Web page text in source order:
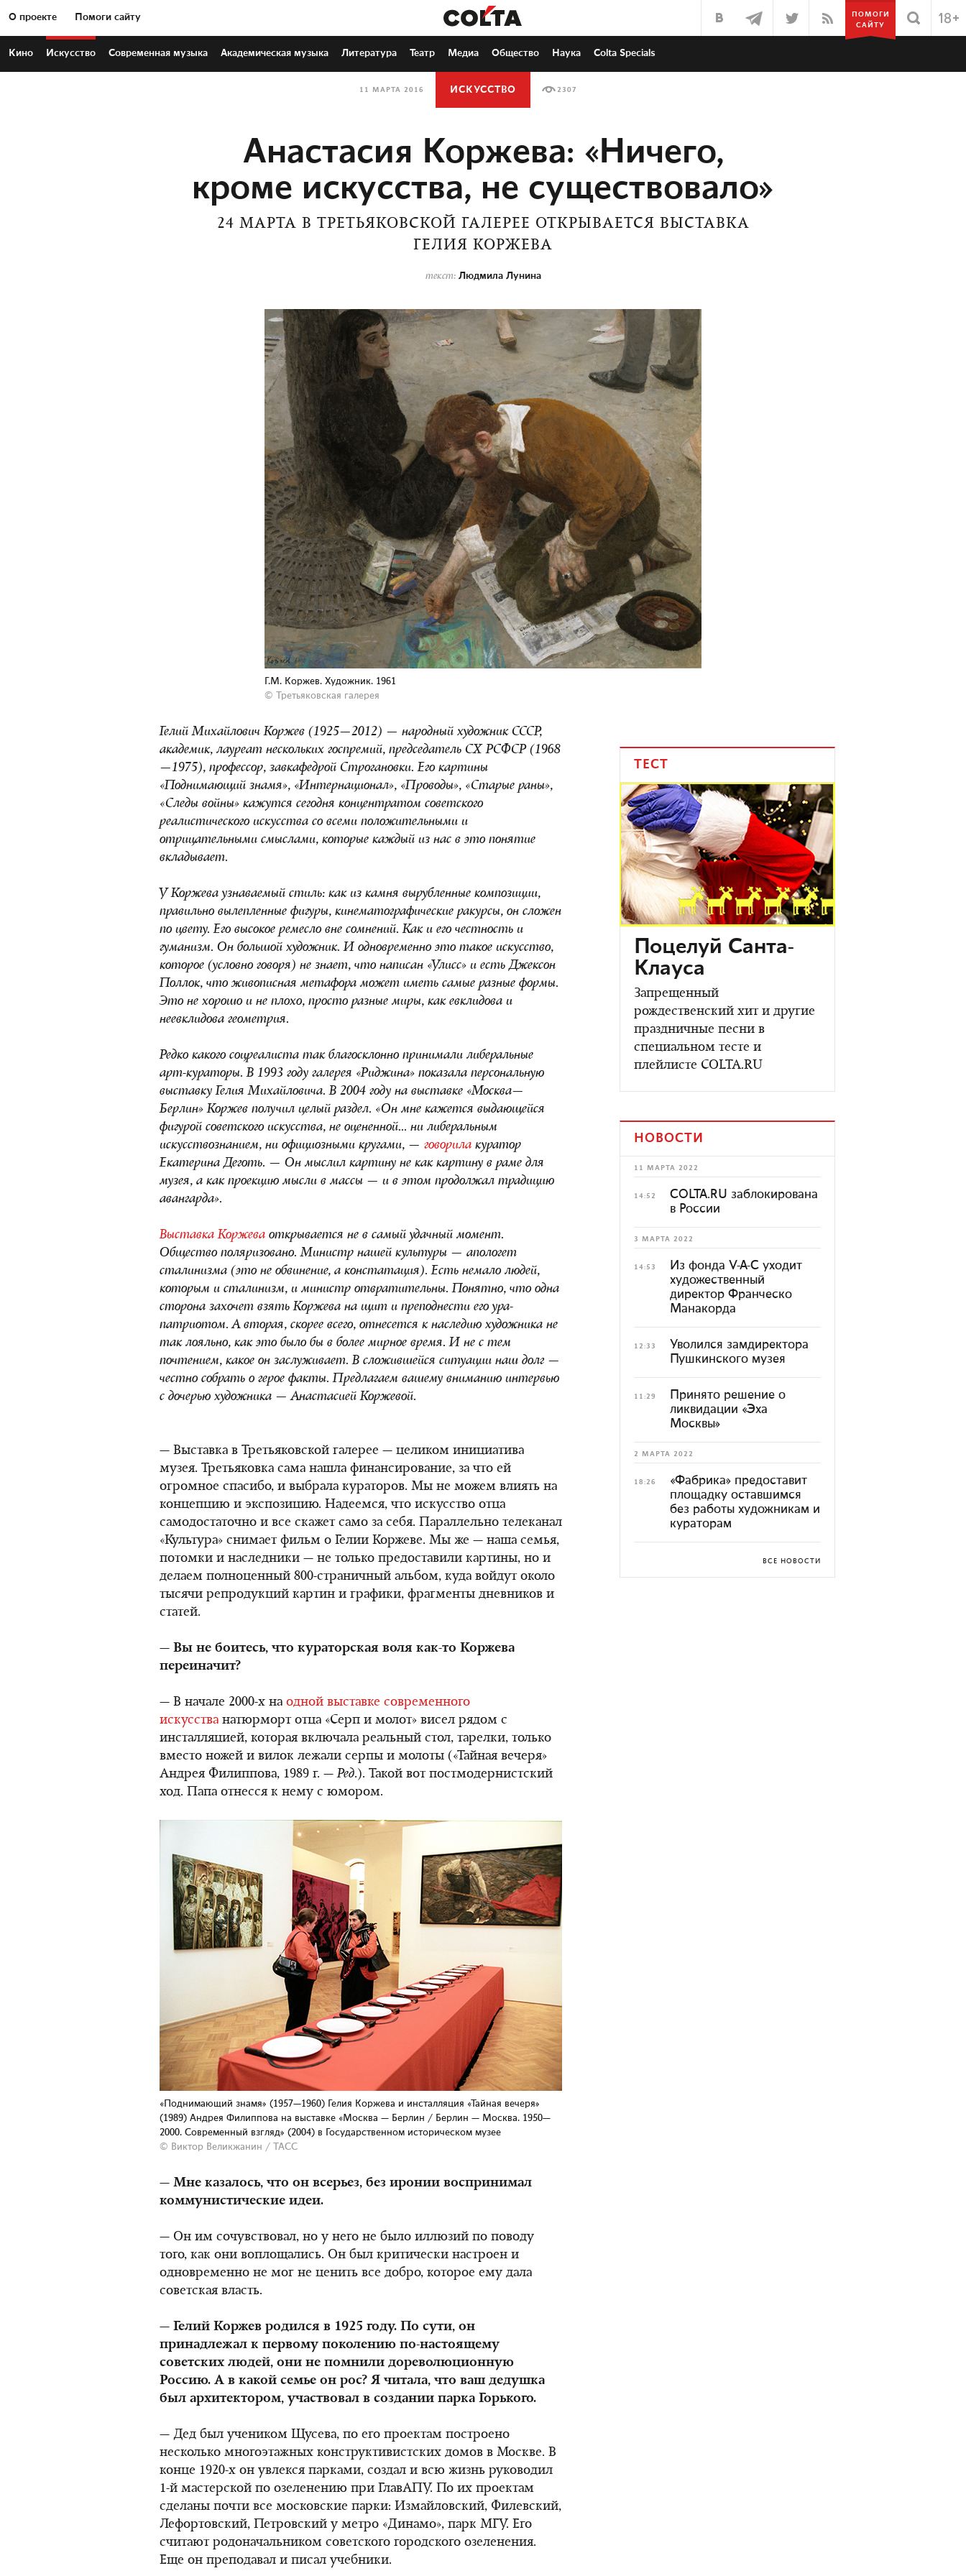
О проекте Помоги сайту
ПОМОГИ
САЙТУ
Кино Искусство Современная музыка Академическая музыка Литература Театр Медиа Общество Наука Colta Specials
11 МАРТА 2016 ИСКУССТВО 2307
Анастасия Коржева: «Ничего,
кроме искусства, не существовало»
24 МАРТА В ТРЕТЬЯКОВСКОЙ ГАЛЕРЕЕ ОТКРЫВАЕТСЯ ВЫСТАВКА
ГЕЛИЯ КОРЖЕВА
текст: Людмила Лунина
Г.М. Коржев. Художник. 1961
© Третьяковская галерея
Гелий Михайлович Коржев (1925—2012) — народный художник СССР,
академик, лауреат нескольких госпремий, председатель СХ РСФСР (1968
—1975), профессор, завкафедрой Строгановки. Его картины
«Поднимающий знамя», «Интернационал», «Проводы», «Старые раны»,
«Следы войны» кажутся сегодня концентратом советского
реалистического искусства со всеми положительными и
отрицательными смыслами, которые каждый из нас в это понятие
вкладывает.
У Коржева узнаваемый стиль: как из камня вырубленные композиции,
правильно вылепленные фигуры, кинематографические ракурсы, он сложен
по цвету. Его высокое ремесло вне сомнений. Как и его честность и
гуманизм. Он большой художник. И одновременно это такое искусство,
которое (условно говоря) не знает, что написан «Улисс» и есть Джексон
Поллок, что живописная метафора может иметь самые разные формы.
Это не хорошо и не плохо, просто разные миры, как евклидова и
неевклидова геометрия.
Редко какого соцреалиста так благосклонно принимали либеральные
арт-кураторы. В 1993 году галерея «Риджина» показала персональную
выставку Гелия Михайловича. В 2004 году на выставке «Москва—
Берлин» Коржев получил целый раздел. «Он мне кажется выдающейся
фигурой советского искусства, не оцененной... ни либеральным
искусствознанием, ни официозными кругами, — говорила куратор
Екатерина Деготь. — Он мыслил картину не как картину в раме для
музея, а как проекцию мысли в массы — и в этом продолжал традицию
авангарда».
Выставка Коржева открывается не в самый удачный момент.
Общество поляризовано. Министр нашей культуры — апологет
сталинизма (это не обвинение, а констатация). Есть немало людей,
которым и сталинизм, и министр отвратительны. Понятно, что одна
сторона захочет взять Коржева на щит и преподнести его ура-
патриотом. А вторая, скорее всего, отнесется к наследию художника не
так лояльно, как это было бы в более мирное время. И не с тем
почтением, какое он заслуживает. В сложившейся ситуации наш долг —
честно собрать о герое факты. Предлагаем вашему вниманию интервью
с дочерью художника — Анастасией Коржевой.
— Выставка в Третьяковской галерее — целиком инициатива
музея. Третьяковка сама нашла финансирование, за что ей
огромное спасибо, и выбрала кураторов. Мы не можем влиять на
концепцию и экспозицию. Надеемся, что искусство отца
самодостаточно и все скажет само за себя. Параллельно телеканал
«Культура» снимает фильм о Гелии Коржеве. Мы же — наша семья,
потомки и наследники — не только предоставили картины, но и
делаем полноценный 800-страничный альбом, куда войдут около
тысячи репродукций картин и графики, фрагменты дневников и
статей.
— Вы не боитесь, что кураторская воля как-то Коржева
переиначит?
— В начале 2000-х на одной выставке современного
искусства натюрморт отца «Серп и молот» висел рядом с
инсталляцией, которая включала реальный стол, тарелки, только
вместо ножей и вилок лежали серпы и молоты («Тайная вечеря»
Андрея Филиппова, 1989 г. —Ред.). Такой вот постмодернистский
ход. Папа отнесся к нему с юмором.
«Поднимающий знамя» (1957—1960) Гелия Коржева и инсталляция «Тайная вечеря»
(1989) Андрея Филиппова на выставке «Москва — Берлин / Берлин — Москва. 1950—
2000. Современный взгляд» (2004) в Государственном историческом музее
© Виктор Великжанин / ТАСС
— Мне казалось, что он всерьез, без иронии воспринимал
коммунистические идеи.
— Он им сочувствовал, но у него не было иллюзий по поводу
того, как они воплощались. Он был критически настроен и
одновременно не мог не ценить все добро, которое ему дала
советская власть.
— Гелий Коржев родился в 1925 году. По сути, он
принадлежал к первому поколению по-настоящему
советских людей, они не помнили дореволюционную
Россию. А в какой семье он рос? Я читала, что ваш дедушка
был архитектором, участвовал в создании парка Горького.
— Дед был учеником Щусева, по его проектам построено
несколько многоэтажных конструктивистских домов в Москве. В
конце 1920-х он увлекся парками, создал и всю жизнь руководил
1-й мастерской по озеленению при ГлавАПУ. По их проектам
сделаны почти все московские парки: Измайловский, Филевский,
Лефортовский, Петровский у метро «Динамо», парк МГУ. Его
считают родоначальником советского городского озеленения.
Еще он преподавал и писал учебники.
ТЕСТ
Поцелуй Санта-
Клауса
Запрещенный
рождественский хит и другие
праздничные песни в
специальном тесте и
плейлисте COLTA.RU
НОВОСТИ
11 МАРТА 2022
14:52
COLTA.RU заблокирована
в России
3 МАРТА 2022
14:53
Из фонда V-A-C уходит
художественный
директор Франческо
Манакорда
12:33
Уволился замдиректора
Пушкинского музея
11:29
Принято решение о
ликвидации «Эха
Москвы»
2 МАРТА 2022
18:26
«Фабрика» предоставит
площадку оставшимся
без работы художникам и
кураторам
ВСЕ НОВОСТИ